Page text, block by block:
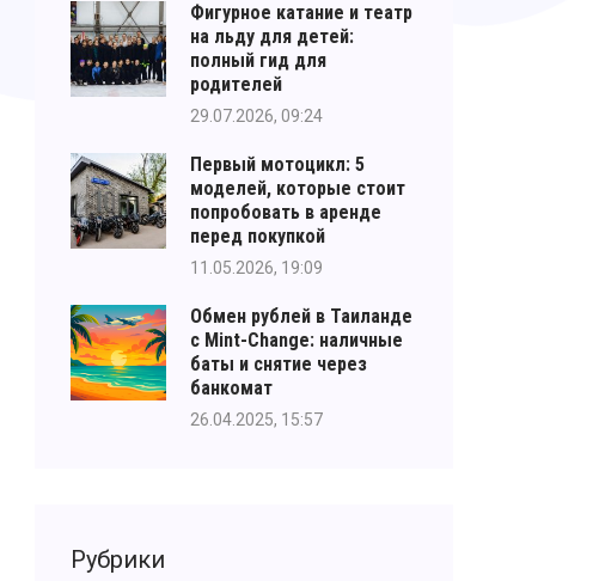
Фигурное катание и театр
на льду для детей:
полный гид для
родителей
29.07.2026, 09:24
Первый мотоцикл: 5
моделей, которые стоит
попробовать в аренде
перед покупкой
11.05.2026, 19:09
Обмен рублей в Таиланде
с Mint-Change: наличные
баты и снятие через
банкомат
26.04.2025, 15:57
Рубрики